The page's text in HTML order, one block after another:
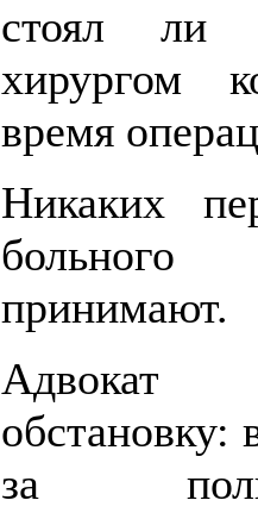
стоял ли
хирургом
время
Никаких
принимают.
Адвокат
обстановку:
за